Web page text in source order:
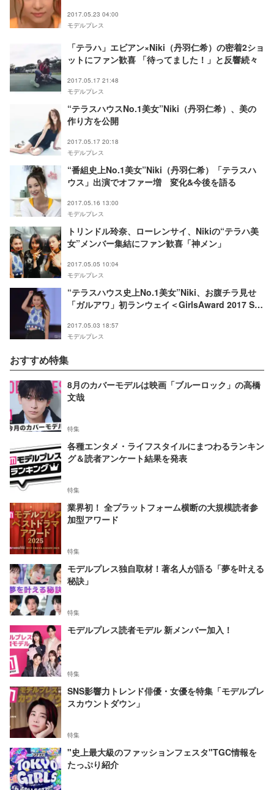
2017.05.23 04:00
モデルプレス
「テラハ」エビアン×Niki（丹羽仁希）の密着2ショ
ットにファン歓喜 「待ってました！」と反響続々
2017.05.17 21:48
モデルプレス
“テラスハウスNo.1美女”Niki（丹羽仁希）、美の
作り方を公開
2017.05.17 20:18
モデルプレス
“番組史上No.1美女”Niki（丹羽仁希）「テラスハ
ウス」出演でオファー増 変化&今後を語る
2017.05.16 13:00
モデルプレス
トリンドル玲奈、ローレンサイ、Nikiの“テラハ美
女”メンバー集結にファン歓喜「神メン」
2017.05.05 10:04
モデルプレス
“テラスハウス史上No.1美女”Niki、お腹チラ見せ
「ガルアワ」初ランウェイ＜GirlsAward 2017 S／
2017.05.03 18:57
モデルプレス
おすすめ特集
8月のカバーモデルは映画「ブルーロック」の高橋
文哉
特集
各種エンタメ・ライフスタイルにまつわるランキン
グ＆読者アンケート結果を発表
特集
業界初！ 全プラットフォーム横断の大規模読者参
加型アワード
特集
モデルプレス独自取材！著名人が語る「夢を叶える
秘訣」
特集
モデルプレス読者モデル 新メンバー加入！
特集
SNS影響力トレンド俳優・女優を特集「モデルプレ
スカウントダウン」
特集
"史上最大級のファッションフェスタ"TGC情報を
たっぷり紹介